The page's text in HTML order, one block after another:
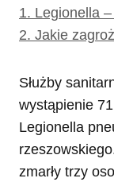
1. Legionella
2. Jakie
Służby
wystąpienie
Legionella
zmarły trzy